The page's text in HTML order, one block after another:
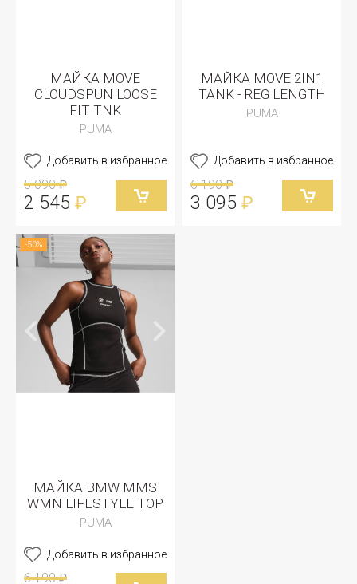
МАЙКА MOVE
CLOUDSPUN LOOSE
FIT TNK
PUMA
Добавить в избранное
5 090 ₽
2 545 ₽
МАЙКА MOVE 2IN1
TANK - REG LENGTH
PUMA
Добавить в избранное
6 190 ₽
3 095 ₽
-50%
МАЙКА BMW MMS
WMN LIFESTYLE TOP
PUMA
Добавить в избранное
6 190 ₽